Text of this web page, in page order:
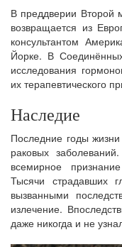
В преддверии Второй
возвращается из
консультантом
Йорке. В
исследования
их терапевтического
Наследие
Последние годы
раковых
всемирное
Тысячи страдавших
вызванными
излечение.
даже никогда и не